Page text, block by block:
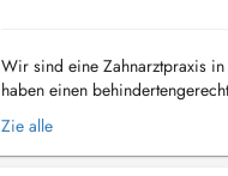
Wir sind eine Zahnarztpraxis
haben einen
Notre cabinet dentaire est situé
Zie alle